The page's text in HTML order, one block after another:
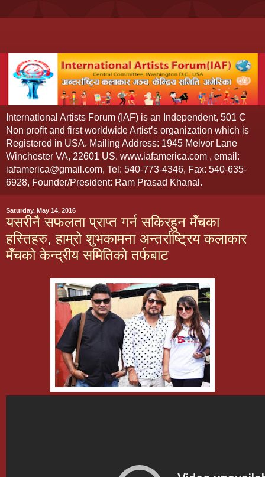
International Artists Forum (IAF) is an Independent, 501 C
Non profit and first worldwide Artist’s organization which is
Registered in USA. Mailing Address: 1945 Melvor Lane
Winchester VA, 22601 US. www.iafamerica.com , email:
iafamerica@gmail.com, Tel: 540-773-4346, Fax: 540-635-
6928, Founder/President: Ram Prasad Khanal.
Saturday, May 14, 2016
यसरीनै सफलता प्राप्त गर्न सकिरहुन मँचका
हस्तिहरु, हाम्रो शुभकामना अन्तर्राष्ट्रिय कलाकार
मँचको केन्द्रीय समितिको तर्फबाट